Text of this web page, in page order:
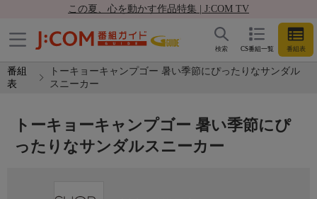
この夏、心を動かす作品特集 | J:COM TV
CS番組一覧 番組表
検索
番組
表
トーキョーキャンプゴー 暑い季節にぴったりなサンダル
スニーカー
トーキョーキャンプゴー 暑い季節にぴ
ったりなサンダルスニーカー